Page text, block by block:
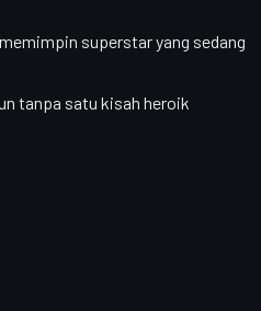
superstar yang sedang
tanpa satu kisah heroik